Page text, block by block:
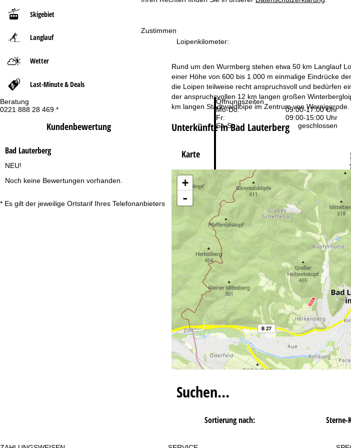
Zustimmen
Beratung
0221 888 28 469 *
* Es gilt der jeweilige Ortstarif Ihres Telefonanbieters
Öffnungszeiten
Mo-Do:
09:00-17:00 Uhr
Fr:
09:00-15:00 Uhr
Sa-So:
geschlossen
Zur Kontaktseite
Skigebiet
Langlauf
Wetter
Last-Minute & Deals
Kundenbewertung
Bad Lauterberg
NEU!
Noch keine Bewertungen vorhanden.
t
e
Loipenkilometer:
Rund um den Wurmberg stehen etwa 50 km Langlauf
einer Höhe von 600 bis 1.000 m einmalige Eindrücke
die Loipen teilweise recht anspruchsvoll und bedürfen
der anspruchsvollen 12 km langen großen
km langen Stadtwaldloipe im Zentrum von Wernigerode.
Unterkünfte in Bad Lauterberg
Karte
+
-
Suchen…
Sortierung nach: Sterne-